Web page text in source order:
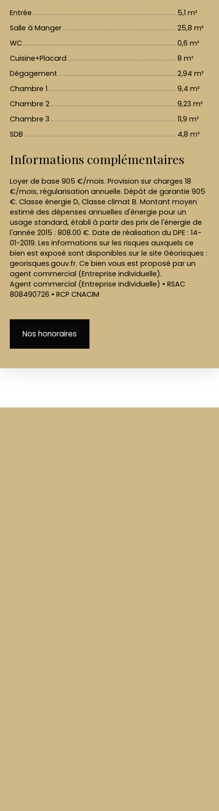
Entrée
5,1 m²
Salle à Manger
25,8 m²
WC
0,6 m²
Cuisine+Placard
8 m²
Dégagement
2,94 m²
Chambre 1
9,4 m²
Chambre 2
9,23 m²
Chambre 3
11,9 m²
SDB
4,8 m²
Informations complémentaires
Loyer de base 905 €/mois. Provision sur charges 18
€/mois, régularisation annuelle. Dépôt de garantie 905
€. Classe énergie D, Classe climat B. Montant moyen
estimé des dépenses annuelles d'énergie pour un
usage standard, établi à partir des prix de l'énergie de
l'année 2015 : 808.00 €. Date de réalisation du DPE : 14-
01-2019. Les informations sur les risques auxquels ce
bien est exposé sont disponibles sur le site Géorisques :
georisques.gouv.fr. Ce bien vous est proposé par un
agent commercial (Entreprise individuelle).
Agent commercial (Entreprise individuelle) • RSAC
808490726 • RCP CNACIM
Nos honoraires